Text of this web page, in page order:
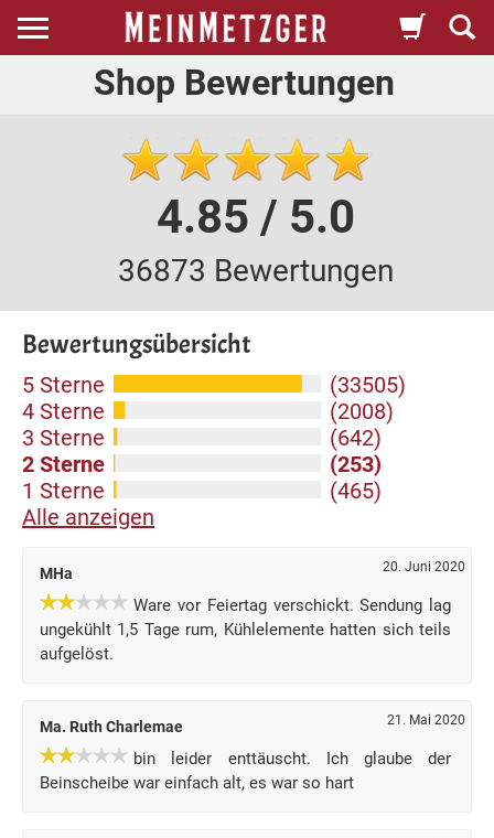
Shop Bewertungen
4.85 / 5.0
36873 Bewertungen
Bewertungsübersicht
5 Sterne
(33505)
4 Sterne
(2008)
3 Sterne
(642)
2 Sterne
(253)
1 Sterne
(465)
Alle anzeigen
MHa 20. Juni 2020
Ware vor Feiertag verschickt. Sendung lag
ungekühlt 1,5 Tage rum, Kühlelemente hatten sich teils
aufgelöst.
Ma. Ruth Charlemae 21. Mai 2020
bin leider enttäuscht. Ich glaube der
Beinscheibe war einfach alt, es war so hart